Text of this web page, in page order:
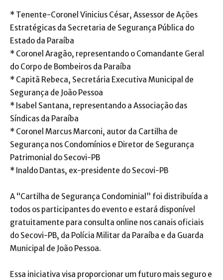
* Tenente-Coronel Vinicius César, Assessor de Ações
Estratégicas da Secretaria de Segurança Pública do
Estado da Paraíba
* Coronel Aragão, representando o Comandante Geral
do Corpo de Bombeiros da Paraíba
* Capitã Rebeca, Secretária Executiva Municipal de
Segurança de João Pessoa
* Isabel Santana, representando a Associação das
Síndicas da Paraíba
* Coronel Marcus Marconi, autor da Cartilha de
Segurança nos Condomínios e Diretor de Segurança
Patrimonial do Secovi-PB
* Inaldo Dantas, ex-presidente do Secovi-PB
A “Cartilha de Segurança Condominial” foi distribuída a
todos os participantes do evento e estará disponível
gratuitamente para consulta online nos canais oficiais
do Secovi-PB, da Polícia Militar da Paraíba e da Guarda
Municipal de João Pessoa.
Essa iniciativa visa proporcionar um futuro mais seguro e